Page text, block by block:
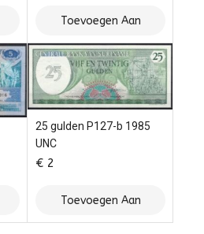
Toevoegen Aan
Winkelwagen
25 gulden P127-b 1985
UNC
€ 2
Toevoegen Aan
Winkelwagen